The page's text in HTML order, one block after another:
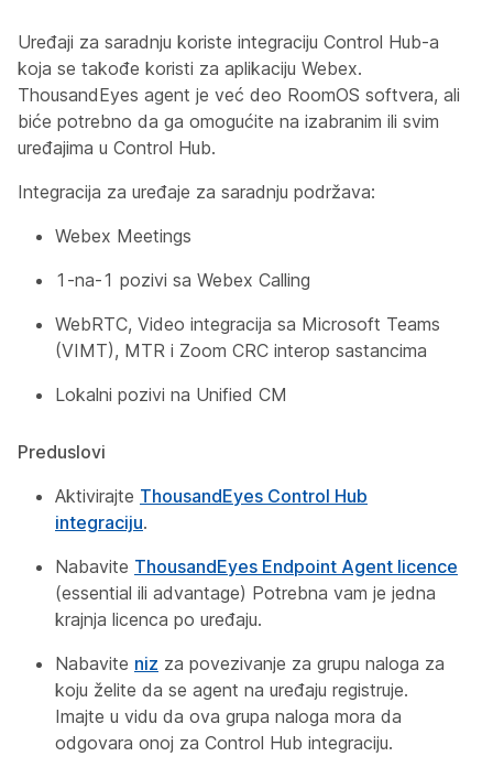
Uređaji za saradnju koriste integraciju Control Hub-a
koja se takođe koristi za aplikaciju Webex.
ThousandEyes agent je već deo RoomOS softvera, ali
biće potrebno da ga omogućite na izabranim ili svim
uređajima u Control Hub.
Integracija za uređaje za saradnju podržava:
Webex Meetings
1-na-1 pozivi sa Webex Calling
WebRTC, Video integracija sa Microsoft Teams
(VIMT), MTR i Zoom CRC interop sastancima
Lokalni pozivi na Unified CM
Preduslovi
Aktivirajte ThousandEyes Control Hub
integraciju.
Nabavite ThousandEyes Endpoint Agent licence
(essential ili advantage) Potrebna vam je jedna
krajnja licenca po uređaju.
Nabavite niz za povezivanje za grupu naloga za
koju želite da se agent na uređaju registruje.
Imajte u vidu da ova grupa naloga mora da
odgovara onoj za Control Hub integraciju.